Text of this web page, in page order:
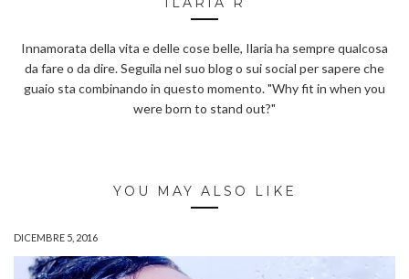
Innamorata della vita e delle cose belle, Ilaria ha sempre qualcosa
da fare o da dire. Seguila nel suo blog o sui social per sapere che
guaio sta combinando in questo momento. "Why fit in when you
were born to stand out?"
YOU MAY ALSO LIKE
DICEMBRE 5, 2016